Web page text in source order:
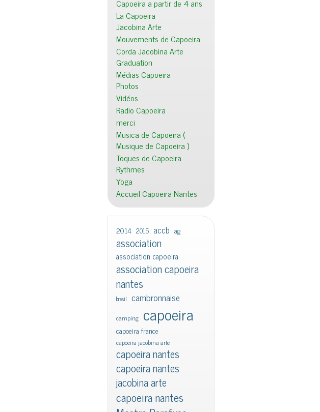
Capoeira a partir de 4 ans
La Capoeira
Jacobina Arte
Mouvements de Capoeira
Corda Jacobina Arte
Graduation
Médias Capoeira
Photos
Vidéos
Radio Capoeira
merci
Musica de Capoeira (
Musique de Capoeira )
Toques de Capoeira
Rythmes
Yoga
Accueil Capoeira Nantes
2014 2015 accb ag
association
association capoeira
association capoeira
nantes
bresil cambronnaise
camping capoeira
capoeira france
capoeira jacobina arte
capoeira nantes
capoeira nantes
jacobina arte
capoeira nantes